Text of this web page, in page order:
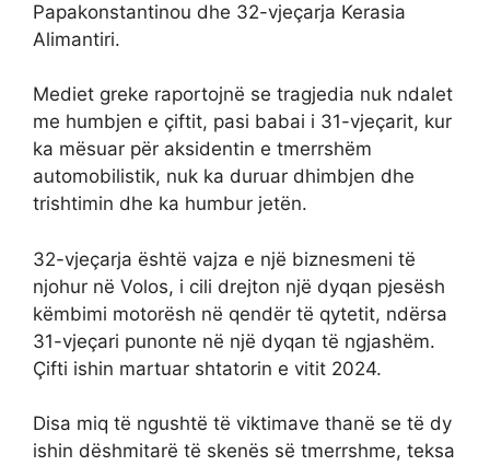
Papakonstantinou dhe 32-vjeçarja Kerasia
Alimantiri.
Mediet greke raportojnë se tragjedia nuk ndalet
me humbjen e çiftit, pasi babai i 31-vjeçarit, kur
ka mësuar për aksidentin e tmerrshëm
automobilistik, nuk ka duruar dhimbjen dhe
trishtimin dhe ka humbur jetën.
32-vjeçarja është vajza e një biznesmeni të
njohur në Volos, i cili drejton një dyqan pjesësh
këmbimi motorësh në qendër të qytetit, ndërsa
31-vjeçari punonte në një dyqan të ngjashëm.
Çifti ishin martuar shtatorin e vitit 2024.
Disa miq të ngushtë të viktimave thanë se të dy
ishin dëshmitarë të skenës së tmerrshme, teksa